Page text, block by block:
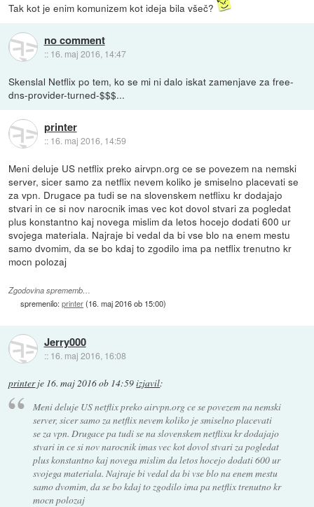
Tak kot je enim komunizem kot ideja bila všeč?
no comment
:: 16. maj 2016, 14:47
Skenslal Netflix po tem, ko se mi ni dalo iskat zamenjave za free-
dns-provider-turned-$$$...
printer
:: 16. maj 2016, 14:59
Meni deluje US netflix preko airvpn.org ce se povezem na nemski
server, sicer samo za netflix nevem koliko je smiselno placevati se
za vpn. Drugace pa tudi se na slovenskem netflixu kr dodajajo
stvari in ce si nov narocnik imas vec kot dovol stvari za pogledat
plus konstantno kaj novega mislim da letos hocejo dodati 600 ur
svojega materiala. Najraje bi vedal da bi vse blo na enem mestu
samo dvomim, da se bo kdaj to zgodilo ima pa netflix trenutno kr
mocn polozaj
Zgodovina sprememb…
spremenilo:printer(16. maj 2016 ob 15:00)
Jerry000
:: 16. maj 2016, 16:08
printerje 16. maj 2016 ob 14:59izjavil:
Meni deluje US netflix preko airvpn.org ce se povezem na nemski
server, sicer samo za netflix nevem koliko je smiselno placevati
se za vpn. Drugace pa tudi se na slovenskem netflixu kr dodajajo
stvari in ce si nov narocnik imas vec kot dovol stvari za pogledat
plus konstantno kaj novega mislim da letos hocejo dodati 600 ur
svojega materiala. Najraje bi vedal da bi vse blo na enem mestu
samo dvomim, da se bo kdaj to zgodilo ima pa netflix trenutno kr
mocn polozaj